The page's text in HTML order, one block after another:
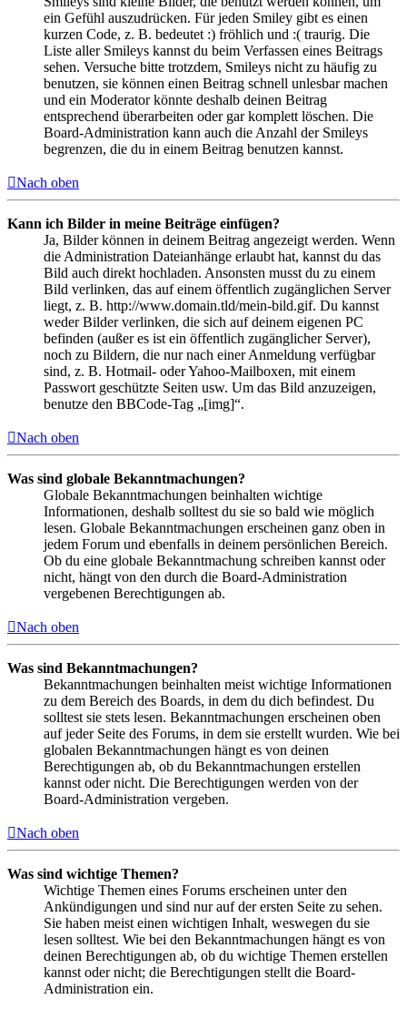
ein Gefühl auszudrücken. Für jeden Smiley gibt es einen
kurzen Code, z. B. bedeutet :) fröhlich und :( traurig. Die
Liste aller Smileys kannst du beim Verfassen eines Beitrags
sehen. Versuche bitte trotzdem, Smileys nicht zu häufig zu
benutzen, sie können einen Beitrag schnell unlesbar machen
und ein Moderator könnte deshalb deinen Beitrag
entsprechend überarbeiten oder gar komplett löschen. Die
Board-Administration kann auch die Anzahl der Smileys
begrenzen, die du in einem Beitrag benutzen kannst.
Nach oben
Kann ich Bilder in meine Beiträge einfügen?
Ja, Bilder können in deinem Beitrag angezeigt werden. Wenn
die Administration Dateianhänge erlaubt hat, kannst du das
Bild auch direkt hochladen. Ansonsten musst du zu einem
Bild verlinken, das auf einem öffentlich zugänglichen Server
liegt, z. B. http://www.domain.tld/mein-bild.gif. Du kannst
weder Bilder verlinken, die sich auf deinem eigenen PC
befinden (außer es ist ein öffentlich zugänglicher Server),
noch zu Bildern, die nur nach einer Anmeldung verfügbar
sind, z. B. Hotmail- oder Yahoo-Mailboxen, mit einem
Passwort geschützte Seiten usw. Um das Bild anzuzeigen,
benutze den BBCode-Tag „[img]“.
Nach oben
Was sind globale Bekanntmachungen?
Globale Bekanntmachungen beinhalten wichtige
Informationen, deshalb solltest du sie so bald wie möglich
lesen. Globale Bekanntmachungen erscheinen ganz oben in
jedem Forum und ebenfalls in deinem persönlichen Bereich.
Ob du eine globale Bekanntmachung schreiben kannst oder
nicht, hängt von den durch die Board-Administration
vergebenen Berechtigungen ab.
Nach oben
Was sind Bekanntmachungen?
Bekanntmachungen beinhalten meist wichtige Informationen
zu dem Bereich des Boards, in dem du dich befindest. Du
solltest sie stets lesen. Bekanntmachungen erscheinen oben
auf jeder Seite des Forums, in dem sie erstellt wurden. Wie bei
globalen Bekanntmachungen hängt es von deinen
Berechtigungen ab, ob du Bekanntmachungen erstellen
kannst oder nicht. Die Berechtigungen werden von der
Board-Administration vergeben.
Nach oben
Was sind wichtige Themen?
Wichtige Themen eines Forums erscheinen unter den
Ankündigungen und sind nur auf der ersten Seite zu sehen.
Sie haben meist einen wichtigen Inhalt, weswegen du sie
lesen solltest. Wie bei den Bekanntmachungen hängt es von
deinen Berechtigungen ab, ob du wichtige Themen erstellen
kannst oder nicht; die Berechtigungen stellt die Board-
Administration ein.